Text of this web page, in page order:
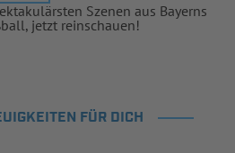
Szenen aus Bayerns
jetzt reinschauen!
FÜR DICH